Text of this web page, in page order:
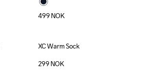
499 NOK
Recycled
XC Warm Sock
299 NOK